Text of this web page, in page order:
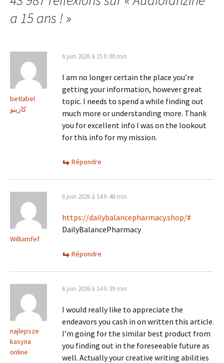
articles
a 15 ans !»
betlabel
كازينو
6 juin 2026 à 15 h 00 min
I am no longer certain the place you’re
getting your information, however great
topic. I needs to spend a while finding out
much more or understanding more. Thank
you for excellent info I was on the lookout
for this info for my mission.
Répondre
Williamfef
6 juin 2026 à 14 h 48 min
https://dailybalancepharmacy.shop/#
DailyBalancePharmacy
Répondre
najlepsze
kasyna
online
6 juin 2026 à 14 h 39 min
I would really like to appreciate the
endeavors you cash in on written this article.
I’m going for the similar best product from
you finding out in the foreseeable future as
well. Actually your creative writing abilities